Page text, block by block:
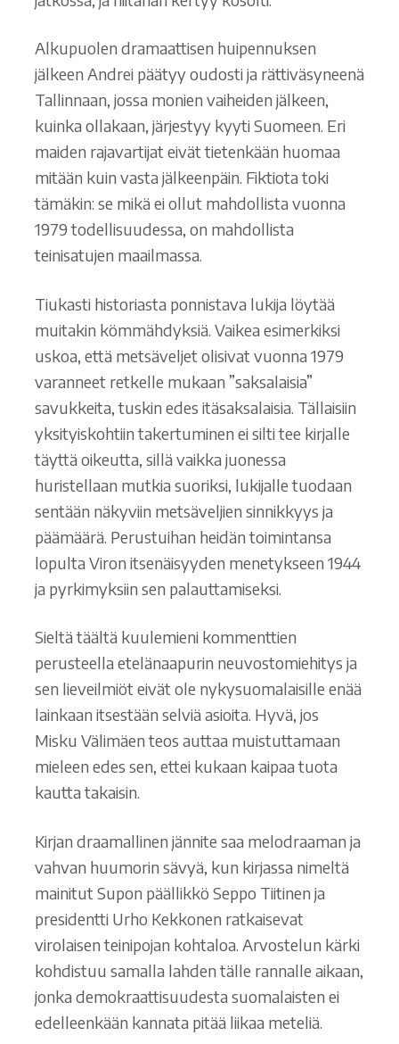
Alkupuolen dramaattisen huipennuksen
jälkeen Andrei päätyy oudosti ja rättiväsyneenä
Tallinnaan, jossa monien vaiheiden jälkeen,
kuinka ollakaan, järjestyy kyyti Suomeen. Eri
maiden rajavartijat eivät tietenkään huomaa
mitään kuin vasta jälkeenpäin. Fiktiota toki
tämäkin: se mikä ei ollut mahdollista vuonna
1979 todellisuudessa, on mahdollista
teinisatujen maailmassa.
Tiukasti historiasta ponnistava lukija löytää
muitakin kömmähdyksiä. Vaikea esimerkiksi
uskoa, että metsäveljet olisivat vuonna 1979
varanneet retkelle mukaan ”saksalaisia”
savukkeita, tuskin edes itäsaksalaisia. Tällaisiin
yksityiskohtiin takertuminen ei silti tee kirjalle
täyttä oikeutta, sillä vaikka juonessa
huristellaan mutkia suoriksi, lukijalle tuodaan
sentään näkyviin metsäveljien sinnikkyys ja
päämäärä. Perustuihan heidän toimintansa
lopulta Viron itsenäisyyden menetykseen 1944
ja pyrkimyksiin sen palauttamiseksi.
Sieltä täältä kuulemieni kommenttien
perusteella etelänaapurin neuvostomiehitys ja
sen lieveilmiöt eivät ole nykysuomalaisille enää
lainkaan itsestään selviä asioita. Hyvä, jos
Misku Välimäen teos auttaa muistuttamaan
mieleen edes sen, ettei kukaan kaipaa tuota
kautta takaisin.
Kirjan draamallinen jännite saa melodraaman ja
vahvan huumorin sävyä, kun kirjassa nimeltä
mainitut Supon päällikkö Seppo Tiitinen ja
presidentti Urho Kekkonen ratkaisevat
virolaisen teinipojan kohtaloa. Arvostelun kärki
kohdistuu samalla lahden tälle rannalle aikaan,
jonka demokraattisuudesta suomalaisten ei
edelleenkään kannata pitää liikaa meteliä.